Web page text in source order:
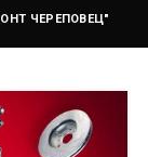
ЧЕРЕПОВЕЦ"